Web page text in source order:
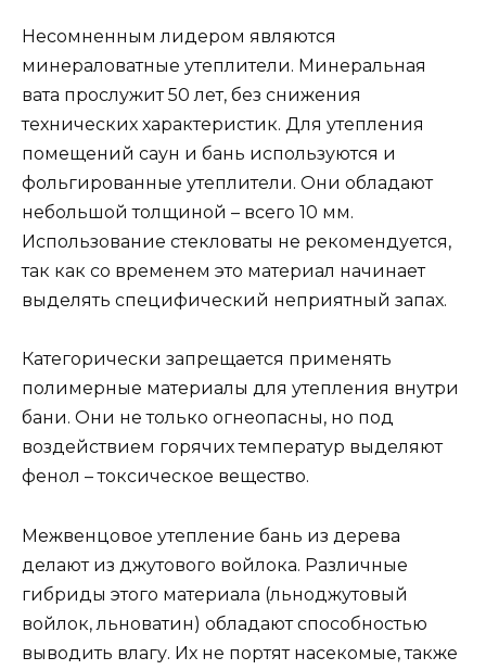
Несомненным лидером являются
минераловатные утеплители. Минеральная
вата прослужит 50 лет, без снижения
технических характеристик. Для утепления
помещений саун и бань используются и
фольгированные утеплители. Они обладают
небольшой толщиной – всего 10 мм.
Использование стекловаты не рекомендуется,
так как со временем это материал начинает
выделять специфический неприятный запах.
Категорически запрещается применять
полимерные материалы для утепления внутри
бани. Они не только огнеопасны, но под
воздействием горячих температур выделяют
фенол – токсическое вещество.
Межвенцовое утепление бань из дерева
делают из джутового войлока. Различные
гибриды этого материала (льноджутовый
войлок, льноватин) обладают способностью
выводить влагу. Их не портят насекомые, также